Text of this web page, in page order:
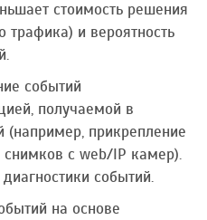
стоимость решения
трафика) и вероятность
событий
получаемой в
прикрепление
с web/IP камер).
событий.
на основе